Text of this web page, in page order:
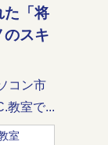
た「将
のスキ
コン市
教室で...
室